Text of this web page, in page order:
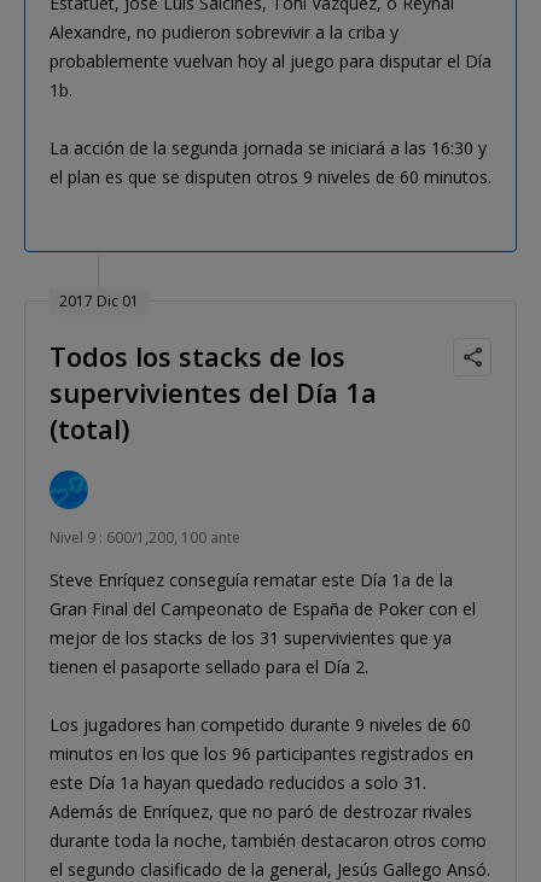
Alexandre, no pudieron sobrevivir a la criba y
probablemente vuelvan hoy al juego para disputar el Día
1b.
La acción de la segunda jornada se iniciará a las 16:30 y
el plan es que se disputen otros 9 niveles de 60 minutos.
2017 Dic 01
Todos los stacks de los
supervivientes del Día 1a
(total)
Nivel 9 : 600/1,200, 100 ante
Steve Enríquez conseguía rematar este Día 1a de la
Gran Final del Campeonato de España de Poker con el
mejor de los stacks de los 31 supervivientes que ya
tienen el pasaporte sellado para el Día 2.
Los jugadores han competido durante 9 niveles de 60
minutos en los que los 96 participantes registrados en
este Día 1a hayan quedado reducidos a solo 31.
Además de Enríquez, que no paró de destrozar rivales
durante toda la noche, también destacaron otros como
el segundo clasificado de la general, Jesús Gallego Ansó.